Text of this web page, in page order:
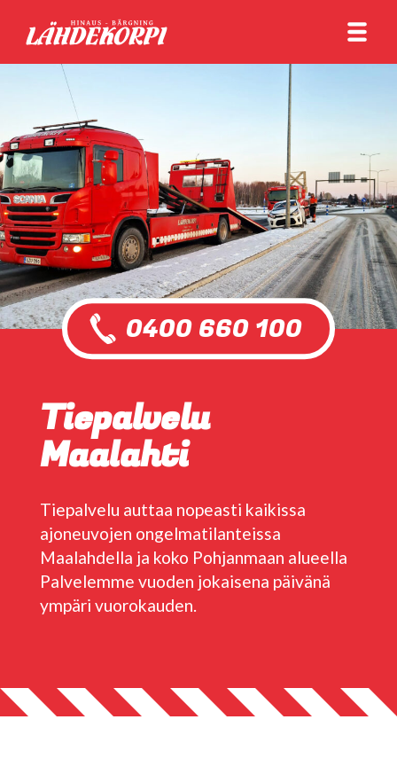
Tiepalvelu
Maalahti
Tiepalvelu auttaa nopeasti kaikissa
ajoneuvojen ongelmatilanteissa
Maalahdella ja koko Pohjanmaan alueella
Palvelemme vuoden jokaisena päivänä
ympäri vuorokauden.
0400 660 100